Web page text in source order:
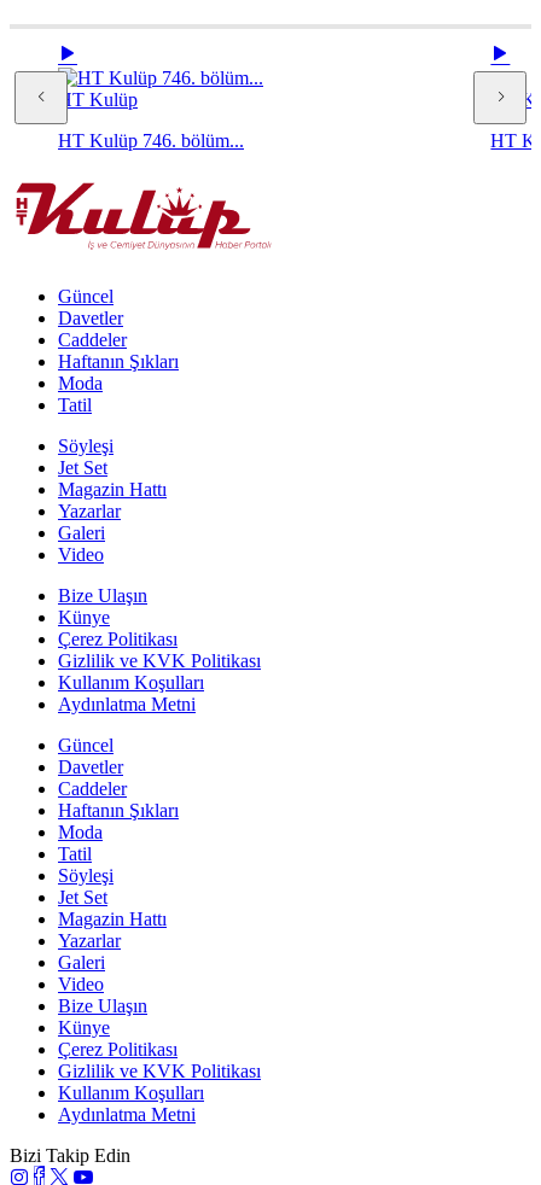
HT Kulüp
HT Kulüp 746. bölüm...
HT
HT
Güncel
Davetler
Caddeler
Haftanın Şıkları
Moda
Tatil
Söyleşi
Jet Set
Magazin Hattı
Yazarlar
Galeri
Video
Bize Ulaşın
Künye
Çerez Politikası
Gizlilik ve KVK Politikası
Kullanım Koşulları
Aydınlatma Metni
Güncel
Davetler
Caddeler
Haftanın Şıkları
Moda
Tatil
Söyleşi
Jet Set
Magazin Hattı
Yazarlar
Galeri
Video
Bize Ulaşın
Künye
Çerez Politikası
Gizlilik ve KVK Politikası
Kullanım Koşulları
Aydınlatma Metni
Bizi Takip Edin